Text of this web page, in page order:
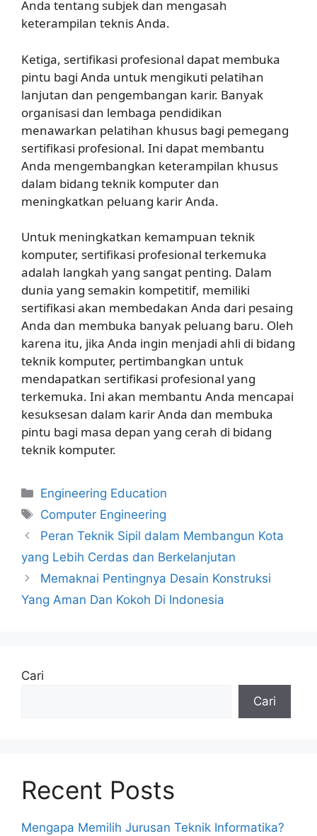
Anda tentang subjek dan mengasah
keterampilan teknis Anda.
Ketiga, sertifikasi profesional dapat membuka
pintu bagi Anda untuk mengikuti pelatihan
lanjutan dan pengembangan karir. Banyak
organisasi dan lembaga pendidikan
menawarkan pelatihan khusus bagi pemegang
sertifikasi profesional. Ini dapat membantu
Anda mengembangkan keterampilan khusus
dalam bidang teknik komputer dan
meningkatkan peluang karir Anda.
Untuk meningkatkan kemampuan teknik
komputer, sertifikasi profesional terkemuka
adalah langkah yang sangat penting. Dalam
dunia yang semakin kompetitif, memiliki
sertifikasi akan membedakan Anda dari pesaing
Anda dan membuka banyak peluang baru. Oleh
karena itu, jika Anda ingin menjadi ahli di bidang
teknik komputer, pertimbangkan untuk
mendapatkan sertifikasi profesional yang
terkemuka. Ini akan membantu Anda mencapai
kesuksesan dalam karir Anda dan membuka
pintu bagi masa depan yang cerah di bidang
teknik komputer.
Kategori
Engineering Education
Tag
Computer Engineering
Peran Teknik Sipil dalam Membangun Kota
yang Lebih Cerdas dan Berkelanjutan
Memaknai Pentingnya Desain Konstruksi
Yang Aman Dan Kokoh Di Indonesia
Cari
Cari
Recent Posts
Mengapa Memilih Jurusan Teknik Informatika?